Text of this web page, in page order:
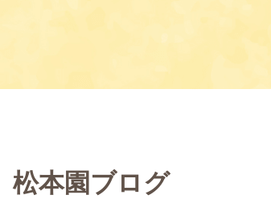
松本園ブログ